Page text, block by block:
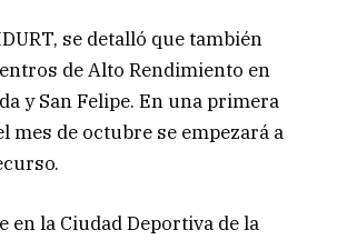
se detalló que también
de Alto Rendimiento en
y San Felipe. En una primera
mes de octubre se empezará a
en la Ciudad Deportiva de la